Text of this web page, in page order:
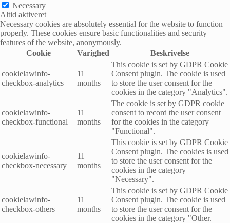
Necessary
Altid aktiveret
Necessary cookies are absolutely essential for the website to function
properly. These cookies ensure basic functionalities and security
features of the website, anonymously.
Cookie
Varighed Beskrivelse
cookielawinfo-
checkbox-analytics
11
months
This cookie is set by GDPR Cookie
Consent plugin. The cookie is used
to store the user consent for the
cookies in the category "Analytics".
cookielawinfo-
checkbox-functional
11
months
The cookie is set by GDPR cookie
consent to record the user consent
for the cookies in the category
"Functional".
cookielawinfo-
checkbox-necessary
11
months
This cookie is set by GDPR Cookie
Consent plugin. The cookies is used
to store the user consent for the
cookies in the category
"Necessary".
cookielawinfo-
checkbox-others
11
months
This cookie is set by GDPR Cookie
Consent plugin. The cookie is used
to store the user consent for the
cookies in the category "Other.